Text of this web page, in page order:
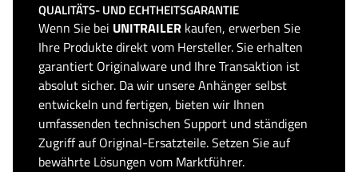
QUALITÄTS- UND ECHTHEITSGARANTIE
Wenn Sie bei UNITRAILER kaufen, erwerben Sie
Ihre Produkte direkt vom Hersteller. Sie erhalten
garantiert Originalware und Ihre Transaktion ist
absolut sicher. Da wir unsere Anhänger selbst
entwickeln und fertigen, bieten wir Ihnen
umfassenden technischen Support und ständigen
Zugriff auf Original-Ersatzteile. Setzen Sie auf
bewährte Lösungen vom Marktführer.